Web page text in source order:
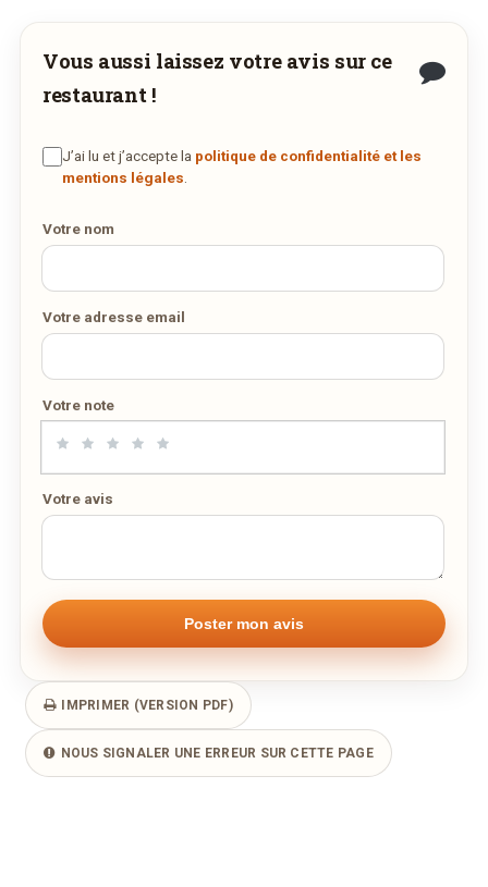
24
25 26 27 28 29
30
31
1
aujourd'hui effacer
Nombre de personnes
Adresse email de confirmation
Votre numéro de téléphone
Remarque éventuelle
DES MILLIERS DE PLATS LIVRÉS AU LUXEMBOURG
Vous aussi laissez votre avis sur ce
restaurant !
J’ai lu et j’accepte la politique de confidentialité et les
mentions légales
Votre nom
Votre adresse email
Votre note
Votre avis
IMPRIMER (VERSION PDF)
NOUS SIGNALER UNE ERREUR SUR CETTE PAGE